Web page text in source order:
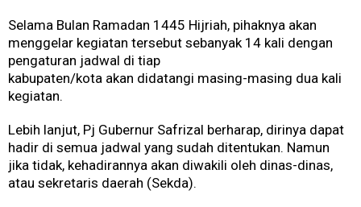
Selama Bulan Ramadan 1445 Hijriah, pihaknya akan
menggelar kegiatan tersebut sebanyak 14 kali dengan
pengaturan jadwal di tiap
kabupaten/kota akan didatangi masing-masing dua kali
kegiatan.
Lebih lanjut, Pj Gubernur Safrizal berharap, dirinya dapat
hadir di semua jadwal yang sudah ditentukan. Namun
jika tidak, kehadirannya akan diwakili oleh dinas-dinas,
atau sekretaris daerah (Sekda).